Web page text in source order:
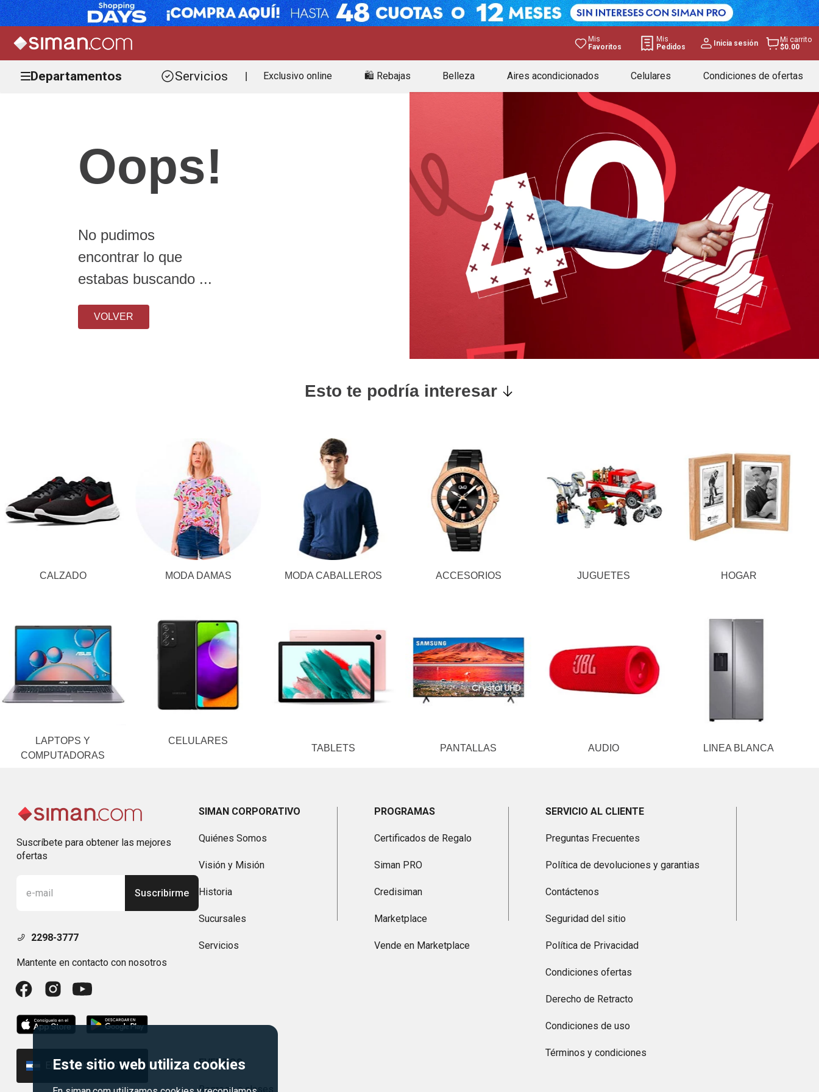
Mis
Favoritos
Mis
Pedidos
Inicia sesión
Mi carrito
$0.00
Departamentos Servicios Exclusivo online 🛍️ Rebajas Belleza Aires acondicionados Celulares Condiciones de ofertas
Este sitio web utiliza cookies
Oops!
No pudimos
encontrar lo que
estabas buscando ...
VOLVER
Esto te podría interesar
CALZADO MODA DAMAS MODA CABALLEROS ACCESORIOS JUGUETES HOGAR
LAPTOPS Y
COMPUTADORAS
CELULARES
TABLETS PANTALLAS AUDIO LINEA BLANCA
Suscríbete para obtener las mejores
ofertas
Suscribirme
2298-3777
Mantente en contacto con nosotros
El Salvador | US$
SIMAN CORPORATIVO
Quiénes Somos
Visión y Misión
Historia
Sucursales
Servicios
PROGRAMAS
Certificados de Regalo
Siman PRO
Credisiman
Marketplace
Vende en Marketplace
SERVICIO AL CLIENTE
Preguntas Frecuentes
Política de devoluciones y garantias
Contáctenos
Seguridad del sitio
Política de Privacidad
Condiciones ofertas
Derecho de Retracto
Condiciones de uso
Términos y condiciones
EVENTOS
Regreso a clases